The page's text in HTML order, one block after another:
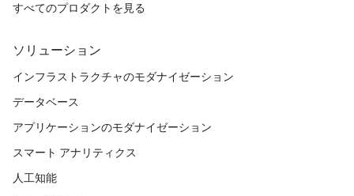
すべてのプロダクトを見る
ソリューション
インフラストラクチャのモダナイゼーション
データベース
アプリケーションのモダナイゼーション
スマート アナリティクス
人工知能